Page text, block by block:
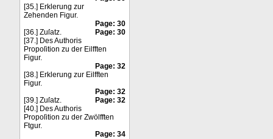
[35.] Erklerung zur
Zehenden Figur.
Page: 30
[36.] Zuſatz.
Page: 30
[37.] Des Authoris
Propoſition zu der Eilfften
Figur.
Page: 32
[38.] Erklerung zur Eilfften
Figur.
Page: 32
[39.] Zuſatz.
Page: 32
[40.] Des Authoris
Propoſition zu der Zwölfften
Ftgur.
Page: 34